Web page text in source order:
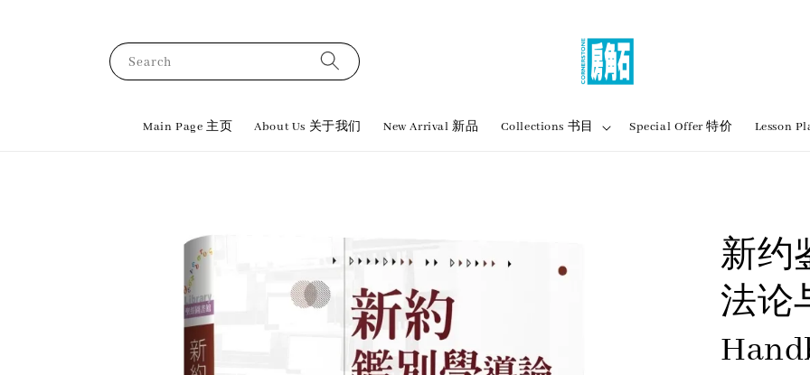
Search
Main Page 主页 About Us 关于我们 New Arrival 新品 Collections 书目 Special Offer 特价 Lesson
新约
法论